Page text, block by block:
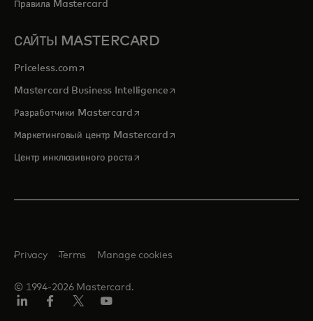
Правила Mastercard
САЙТЫ MASTERCARD
Priceless.com opens in a new tab
Mastercard Business Intelligenceopens in a new tab
Разработчики Mastercardopens in a new tab
Маркетинговый центр Mastercardopens in a new tab
Центр инклюзивного ростаopens in a new tab
© 1994-2026 Mastercard.
Privacy Terms Manage cookies